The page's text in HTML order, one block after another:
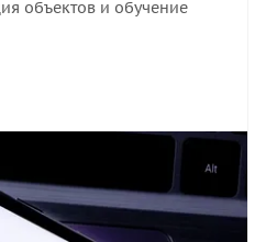
объектов и обучение